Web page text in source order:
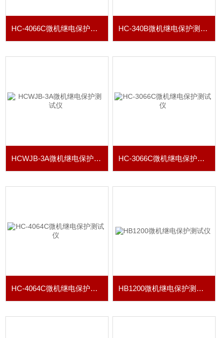
HC-4066C微机继电保护测试仪 HC-340B微机继电保护测试仪
HCWJB-3A微机继电保护测试仪 HC-3066C微机继电保护测试仪
HC-4064C微机继电保护测试仪 HB1200微机继电保护测试仪